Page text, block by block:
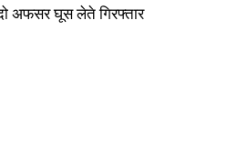
अफसर घूस लेते गिरफ्तार